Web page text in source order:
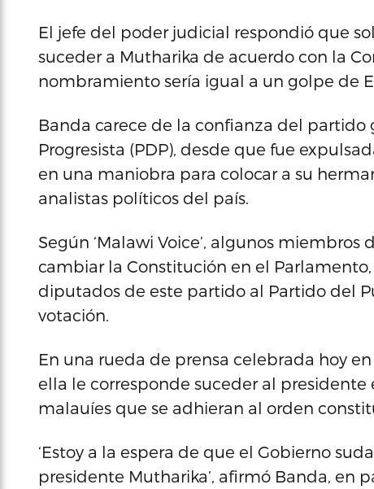
El jefe del poder judicial respondió que
suceder a Mutharika de acuerdo con la
nombramiento sería igual a un golpe de
Banda carece de la confianza del
Progresista (PDP), desde que fue
en una maniobra para colocar a su
analistas políticos del país.
Según ‘Malawi Voice’, algunos
cambiar la Constitución en el
diputados de este partido al Partido del
votación.
En una rueda de prensa celebrada hoy
ella le corresponde suceder al presidente
malauíes que se adhieran al orden
‘Estoy a la espera de que el Gobierno
presidente Mutharika’, afirmó Banda, en